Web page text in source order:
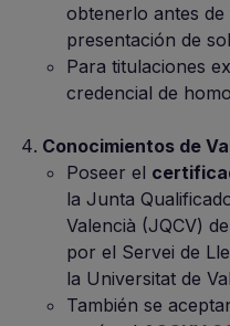
obtenerlo antes
presentación de
Para titulaciones
credencial de
Conocimientos de
Poseer el
la Junta
Valencià (JQCV)
por el Servei de
la Universitat de
También se